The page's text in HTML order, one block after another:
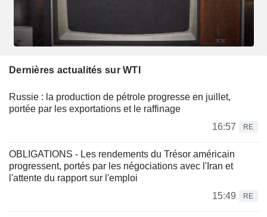
Dernières actualités sur WTI
Russie : la production de pétrole progresse en juillet,
portée par les exportations et le raffinage
16:57
RE
OBLIGATIONS - Les rendements du Trésor américain
progressent, portés par les négociations avec l'Iran et
l'attente du rapport sur l'emploi
15:49
RE